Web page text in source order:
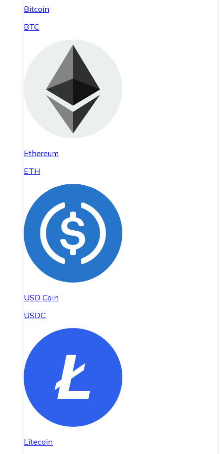
Bitcoin
BTC
Ethereum
ETH
USD Coin
USDC
Litecoin